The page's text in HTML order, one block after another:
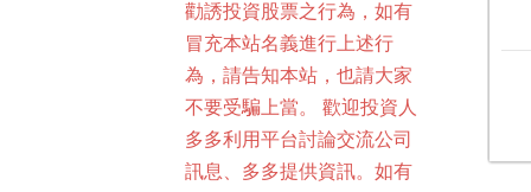
勸誘投資股票之行為，如有
冒充本站名義進行上述行
為，請告知本站，也請大家
不要受騙上當。 歡迎投資人
多多利用平台討論交流公司
訊息、多多提供資訊。如有